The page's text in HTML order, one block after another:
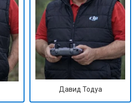
Давид Тодуа